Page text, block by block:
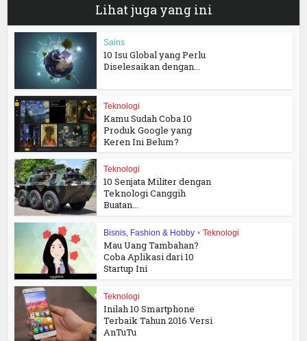
Lihat juga yang ini
Sains
10 Isu Global yang Perlu
Diselesaikan dengan...
Teknologi
Kamu Sudah Coba 10
Produk Google yang
Keren Ini Belum?
Teknologi
10 Senjata Militer dengan
Teknologi Canggih
Buatan...
Bisnis, Fashion & Hobby • Teknologi
Mau Uang Tambahan?
Coba Aplikasi dari 10
Startup Ini
Teknologi
Inilah 10 Smartphone
Terbaik Tahun 2016 Versi
AnTuTu